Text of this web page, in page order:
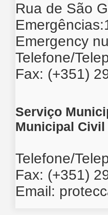
Rua de São
Emergency
Telefone/
Fax: (+351)
Serviço
Municipal
Telefone/
Fax: (+351)
Email: